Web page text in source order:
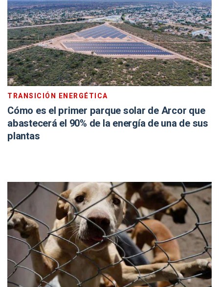
TRANSICIÓN ENERGÉTICA
Cómo es el primer parque solar de Arcor que
abastecerá el 90% de la energía de una de sus
plantas